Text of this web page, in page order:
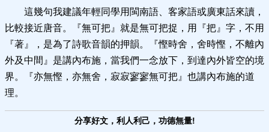
這幾句我建議年輕同學用閩南語、客家語或廣東話來讀，
比較接近唐音。『無可把』就是無可把捉，用『把』字，不用
『著』，是為了詩歌音韻的押韻。『慳時舍，舍時慳，不離內
外及中間』是講內布施，當我們一念放下，到達內外皆空的境
界。『亦無慳，亦無舍，寂寂寥寥無可把』也講內布施的道
理。
分享好文，利人利己，功德無量!